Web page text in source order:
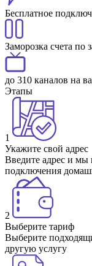
Бесплатное
Заморозка счета по
до 310 каналов на
Этапы
1
Укажите свой адрес
Введите адрес и мы
подключения
2
Выберите тариф
Выберите
другую услугу